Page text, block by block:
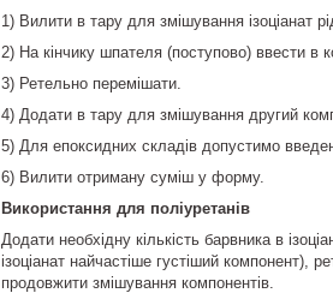
1) Вилити в тару для змішування ізоціанат
2) На кінчику шпателя (поступово) ввести в
3) Ретельно перемішати.
4) Додати в тару для змішування другий
5) Для епоксидних складів допустимо
6) Вилити отриману суміш у форму.
Використання для поліуретанів
Додати необхідну кількість барвника в
ізоціанат найчастіше густіший компонент),
продовжити змішування компонентів.